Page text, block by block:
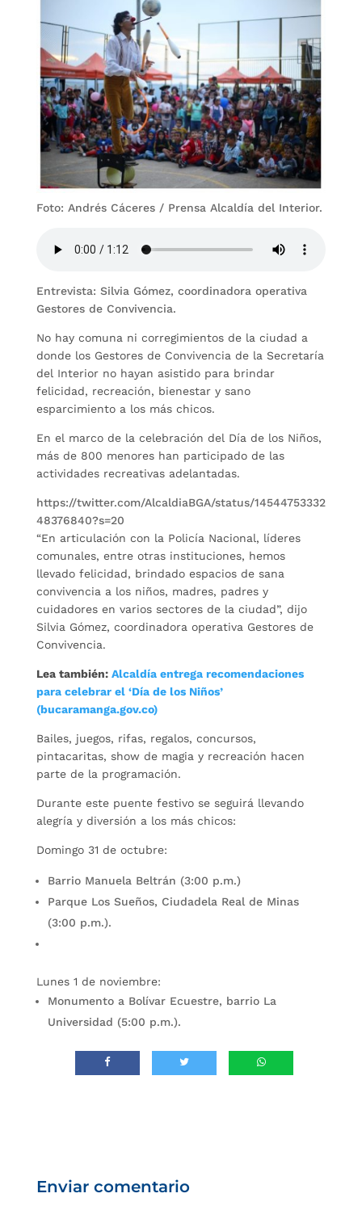
Foto: Andrés Cáceres / Prensa Alcaldía del Interior.
Entrevista: Silvia Gómez, coordinadora operativa
Gestores de Convivencia.
No hay comuna ni corregimientos de la ciudad a
donde los Gestores de Convivencia de la Secretaría
del Interior no hayan asistido para brindar
felicidad, recreación, bienestar y sano
esparcimiento a los más chicos.
En el marco de la celebración del Día de los Niños,
más de 800 menores han participado de las
actividades recreativas adelantadas.
https://twitter.com/AlcaldiaBGA/status/14544753332
48376840?s=20
“En articulación con la Policía Nacional, líderes
comunales, entre otras instituciones, hemos
llevado felicidad, brindado espacios de sana
convivencia a los niños, madres, padres y
cuidadores en varios sectores de la ciudad”, dijo
Silvia Gómez, coordinadora operativa Gestores de
Convivencia.
Lea también: Alcaldía entrega recomendaciones
para celebrar el ‘Día de los Niños’
(bucaramanga.gov.co)
Bailes, juegos, rifas, regalos, concursos,
pintacaritas, show de magia y recreación hacen
parte de la programación.
Durante este puente festivo se seguirá llevando
alegría y diversión a los más chicos:
Domingo 31 de octubre:
Barrio Manuela Beltrán (3:00 p.m.)
Parque Los Sueños, Ciudadela Real de Minas
(3:00 p.m.).
Lunes 1 de noviembre:
Monumento a Bolívar Ecuestre, barrio La
Universidad (5:00 p.m.).
Enviar comentario